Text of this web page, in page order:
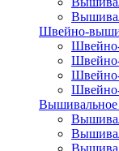
Швейно-
Вышивальное